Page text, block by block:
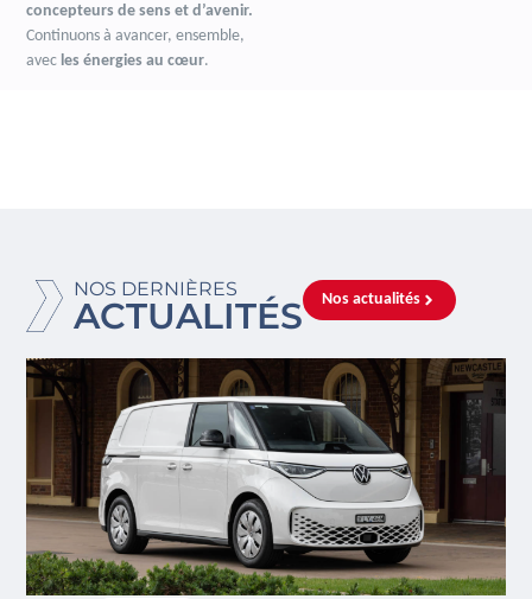
concepteurs de sens et d’avenir.
Continuons à avancer, ensemble,
avec les énergies au cœur.
NOS DERNIÈRES
ACTUALITÉS Nos actualités